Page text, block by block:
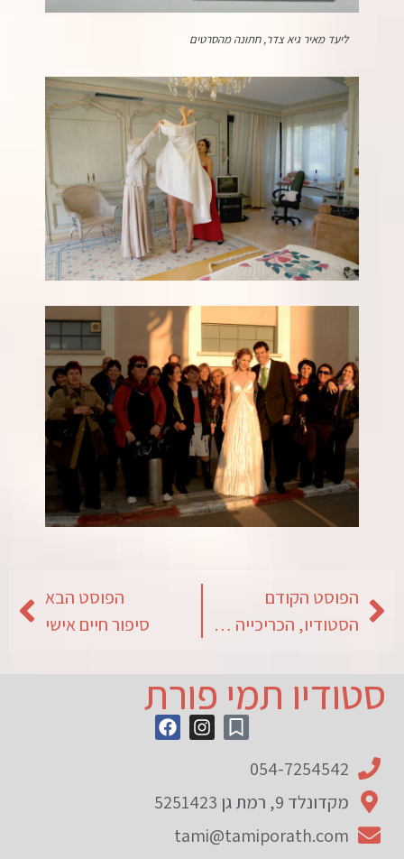
ליעד מאיר גיא צדר, חתונה מהסרטים
הפוסט הקודם
הסטודיו, הכריכייה שלי נקייה ומסודרת
הפוסט הבא
סיפור חיים אישי
סטודיו תמי פורת
054-7254542
מקדונלד 9, רמת גן 5251423
tami@tamiporath.com